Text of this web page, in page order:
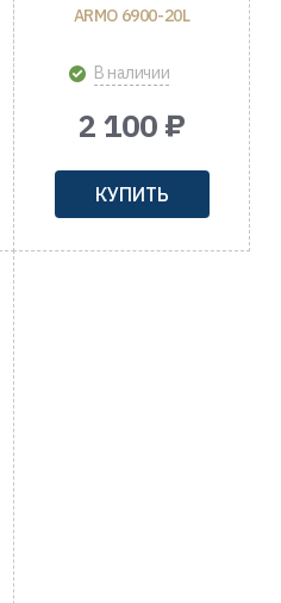
ARMO 6900-20L
В наличии
2 100 ₽
КУПИТЬ